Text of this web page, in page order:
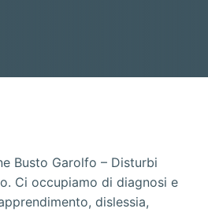
Busto Garolfo – Disturbi
Ci occupiamo di diagnosi e
dislessia,